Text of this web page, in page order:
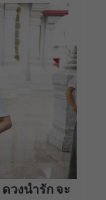
ดวงนำรัก จะ